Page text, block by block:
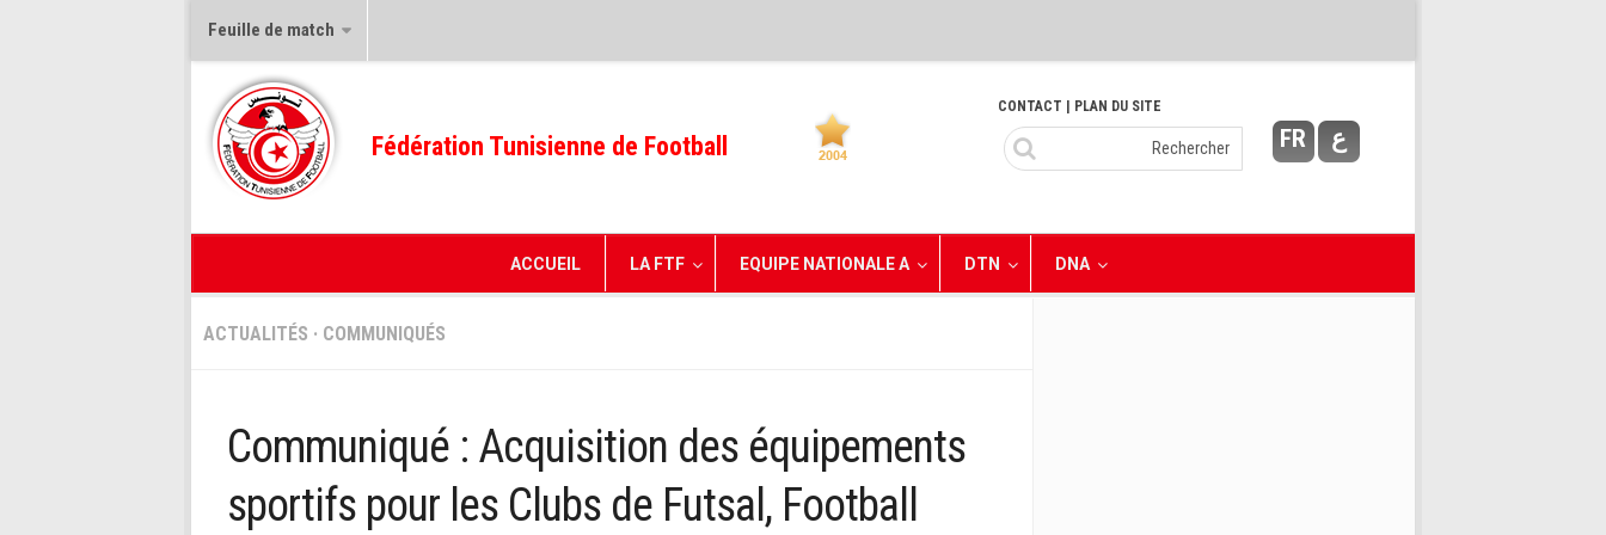
Feuille de match
Fédération Tunisienne de Football FR ع
CONTACT | PLAN DU SITE
ACCUEIL LA FTF EQUIPE NATIONALE A DTN DNA
ACTUALITÉS · COMMUNIQUÉS
Communiqué : Acquisition des équipements
sportifs pour les Clubs de Futsal, Football